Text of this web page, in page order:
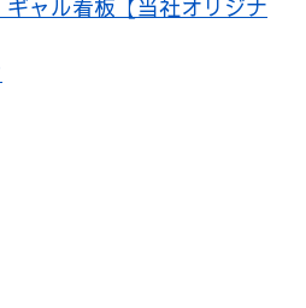
ギャル看板【当社オリジナ